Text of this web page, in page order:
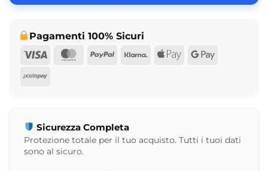
Pagamenti 100% Sicuri
Visa
MasterCard
PayPalKlarna Apple Google
Postepay
Sicurezza Completa
Protezione totale per il tuo acquisto. Tutti i tuoi dati
sono al sicuro.